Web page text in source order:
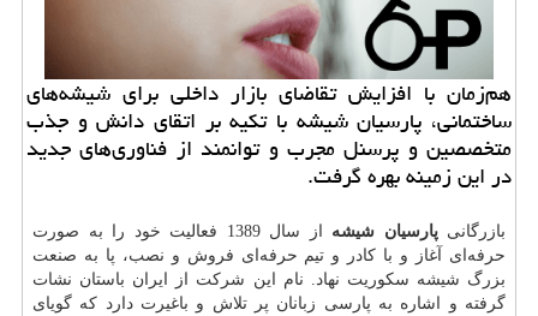
هم‌زمان با افزایش تقاضای بازار داخلی برای شیشه‌های
ساختمانی، پارسیان شیشه با تكیه بر اتقای دانش و جذب
متخصصین و پرسنل مجرب و توانمند از فناوری‌های جدید
در این زمینه بهره گرفت.
بازرگانی پارسیان شیشه
از سال 1389 فعالیت خود را به صورت
حرفه‌ای آغاز و با کادر و تیم حرفه‌ای فروش و نصب، پا به صنعت
بزرگ شیشه سکوریت نهاد. نام این شرکت از ایران باستان نشات
گرفته و اشاره به پارسی زبانان پر تلاش و باغیرت دارد که گویای